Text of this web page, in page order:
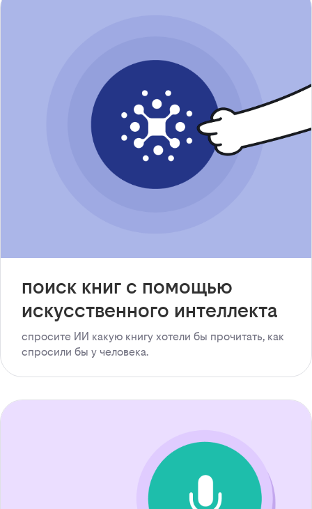
поиск книг с помощью
искусственного интеллекта
спросите ИИ какую книгу хотели бы прочитать, как
спросили бы у человека.